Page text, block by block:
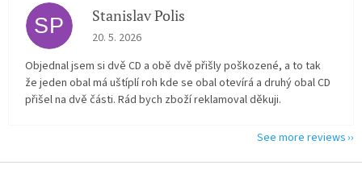
SP Stanislav Polis
The store rating is 2 out of 5 stars.
20. 5. 2026
Objednal jsem si dvě CD a obě dvě přišly poškozené, a to tak
že jeden obal má uštíplí roh kde se obal otevírá a druhý obal CD
přišel na dvě části. Rád bych zboží reklamoval děkuji.
See more reviews
F